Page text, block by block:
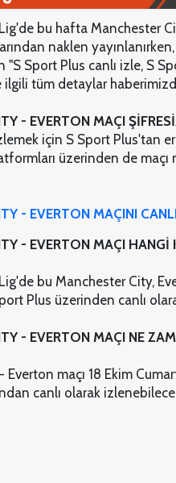
bu hafta Manchester
naklen
Sport Plus canlı izle, S
ilgili tüm detaylar
- EVERTON MAÇI
için S Sport Plus'tan
üzerinden de maçı
- EVERTON MAÇINI
- EVERTON MAÇI HANGİ
bu Manchester City,
Plus üzerinden canlı
- EVERTON MAÇI NE
maçı 18 Ekim
canlı olarak